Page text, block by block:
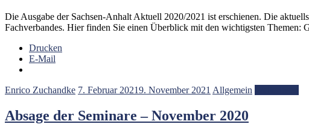
Die Ausgabe der Sachsen-Anhalt Aktuell 2020/2021 ist erschienen. Die
Fachverbandes. Hier finden Sie einen Überblick mit den wichtigsten Themen:
Drucken
E-Mail
Enrico Zuchandke 7. Februar 20219. November 2021 Allgemein
Absage der Seminare – November 2020